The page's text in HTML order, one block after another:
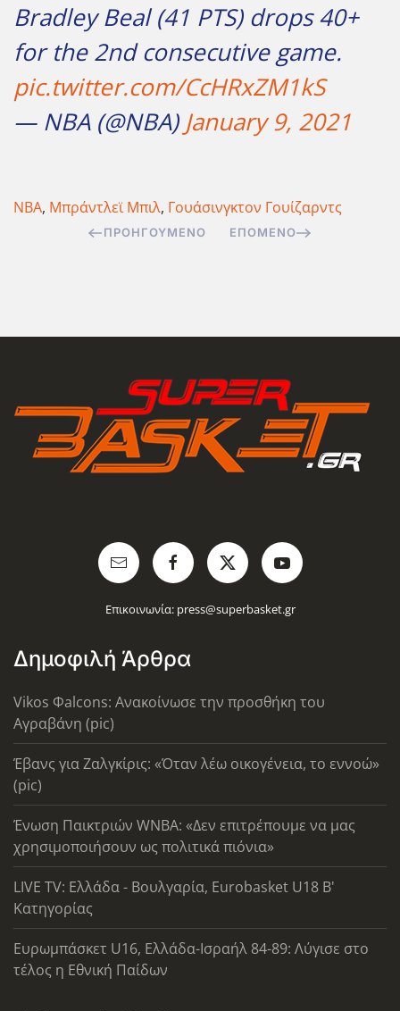
Bradley Beal (41 PTS) drops 40+
for the 2nd consecutive game.
pic.twitter.com/CcHRxZM1kS
— NBA (@NBA) January 9, 2021
NBA, Μπράντλεϊ Μπιλ, Γουάσινγκτον Γουίζαρντς
ΠΡΟΗΓΟΎΜΕΝΟ ΕΠΌΜΕΝΟ
Επικοινωνία: press@superbasket.gr
Δημοφιλή Άρθρα
Vikos Φalcons: Ανακοίνωσε την προσθήκη του
Αγραβάνη (pic)
Έβανς για Ζαλγκίρις: «Όταν λέω οικογένεια, το εννοώ»
(pic)
Ένωση Παικτριών WNBA: «Δεν επιτρέπουμε να μας
χρησιμοποιήσουν ως πολιτικά πιόνια»
LIVE TV: Ελλάδα - Βουλγαρία, Eurobasket U18 Β'
Κατηγορίας
Ευρωμπάσκετ U16, Ελλάδα-Ισραήλ 84-89: Λύγισε στο
τέλος η Εθνική Παίδων